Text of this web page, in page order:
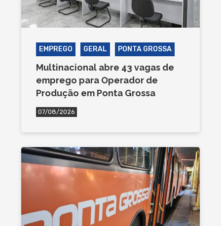
EMPREGO GERAL PONTA GROSSA
Multinacional abre 43 vagas de
emprego para Operador de
Produção em Ponta Grossa
07/08/2026